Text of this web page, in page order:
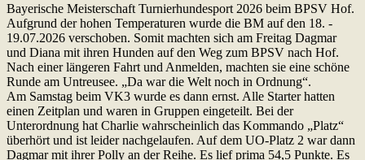
Bayerische Meisterschaft Turnierhundesport 2026 beim BPSV Hof.
Aufgrund der hohen Temperaturen wurde die BM auf den 18. -
19.07.2026 verschoben. Somit machten sich am Freitag Dagmar
und Diana mit ihren Hunden auf den Weg zum BPSV nach Hof.
Nach einer längeren Fahrt und Anmelden, machten sie eine schöne
Runde am Untreusee. „Da war die Welt noch in Ordnung“.
Am Samstag beim VK3 wurde es dann ernst. Alle Starter hatten
einen Zeitplan und waren in Gruppen eingeteilt. Bei der
Unterordnung hat Charlie wahrscheinlich das Kommando „Platz“
überhört und ist leider nachgelaufen. Auf dem UO-Platz 2 war dann
Dagmar mit ihrer Polly an der Reihe. Es lief prima 54,5 Punkte. Es